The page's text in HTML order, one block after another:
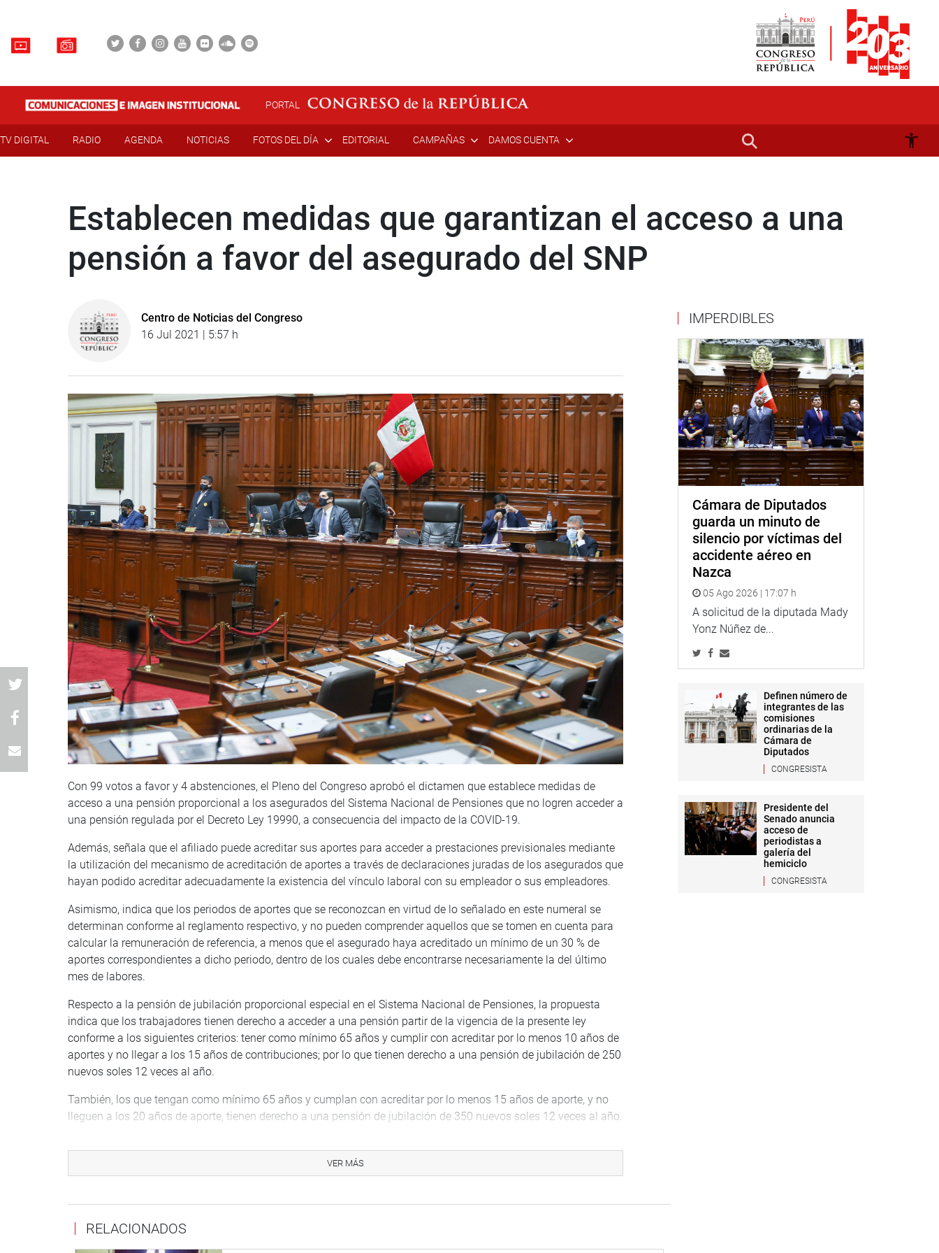
PORTAL
TV DIGITAL RADIO AGENDA NOTICIAS FOTOS DEL DÍA EDITORIAL CAMPAÑAS DAMOS CUENTA
Establecen medidas que garantizan el acceso a una
pensión a favor del asegurado del SNP
Centro de Noticias del Congreso
16 Jul 2021 | 5:57 h
Con 99 votos a favor y 4 abstenciones, el Pleno del Congreso aprobó el dictamen que establece medidas de
acceso a una pensión proporcional a los asegurados del Sistema Nacional de Pensiones que no logren acceder a
una pensión regulada por el Decreto Ley 19990, a consecuencia del impacto de la COVID-19.
Además, señala que el afiliado puede acreditar sus aportes para acceder a prestaciones previsionales mediante
la utilización del mecanismo de acreditación de aportes a través de declaraciones juradas de los asegurados que
hayan podido acreditar adecuadamente la existencia del vínculo laboral con su empleador o sus empleadores.
Asimismo, indica que los periodos de aportes que se reconozcan en virtud de lo señalado en este numeral se
determinan conforme al reglamento respectivo, y no pueden comprender aquellos que se tomen en cuenta para
calcular la remuneración de referencia, a menos que el asegurado haya acreditado un mínimo de un 30 % de
aportes correspondientes a dicho periodo, dentro de los cuales debe encontrarse necesariamente la del último
mes de labores.
Respecto a la pensión de jubilación proporcional especial en el Sistema Nacional de Pensiones, la propuesta
indica que los trabajadores tienen derecho a acceder a una pensión partir de la vigencia de la presente ley
conforme a los siguientes criterios: tener como mínimo 65 años y cumplir con acreditar por lo menos 10 años de
aportes y no llegar a los 15 años de contribuciones; por lo que tienen derecho a una pensión de jubilación de 250
nuevos soles 12 veces al año.
También, los que tengan como mínimo 65 años y cumplan con acreditar por lo menos 15 años de aporte, y no
lleguen a los 20 años de aporte, tienen derecho a una pensión de jubilación de 350 nuevos soles 12 veces al año.
pensión de jubilación adelantada en el Sistema Nacional de Pensiones.
total de remuneraciones efectivas o ingresos asegurables percibidos por la asegurada o asegurado durante los
últimos 60 meses anteriores al último mes de aportes.
VER MÁS
RELACIONADOS
IMPERDIBLES
Cámara de Diputados
guarda un minuto de
silencio por víctimas del
accidente aéreo en
Nazca
05 Ago 2026 | 17:07 h
A solicitud de la diputada Mady
Yonz Núñez de...
Definen número de
integrantes de las
comisiones
ordinarias de la
Cámara de
Diputados
CONGRESISTA
Presidente del
Senado anuncia
acceso de
periodistas a
galería del
hemiciclo
CONGRESISTA